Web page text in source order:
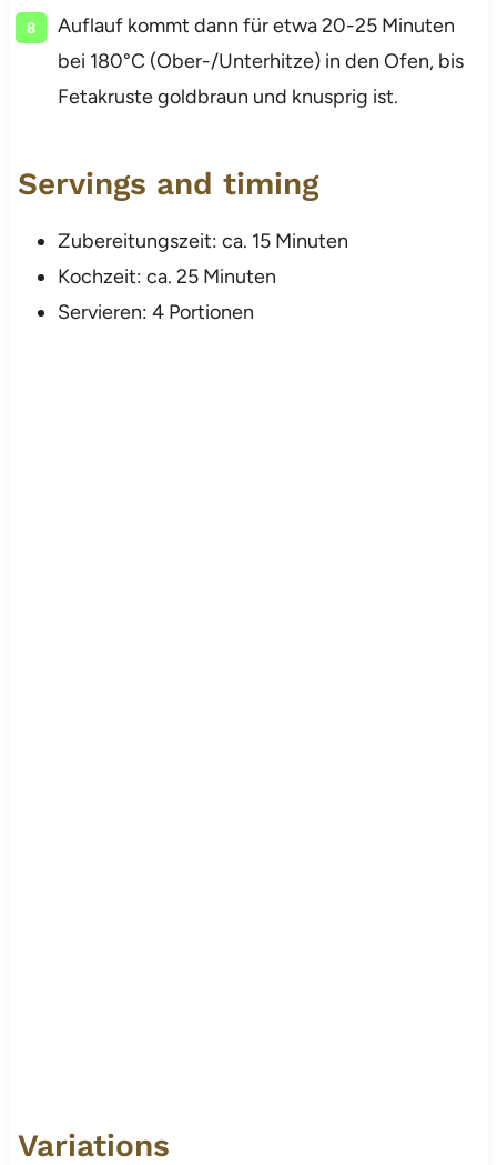
Auflauf kommt dann für etwa 20-25 Minuten
bei 180°C (Ober-/Unterhitze) in den Ofen, bis
Fetakruste goldbraun und knusprig ist.
Servings and timing
Zubereitungszeit: ca. 15 Minuten
Kochzeit: ca. 25 Minuten
Servieren: 4 Portionen
Variations